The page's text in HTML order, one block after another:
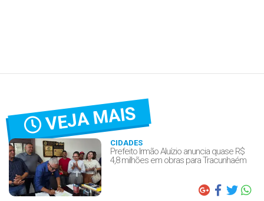
VEJA MAIS
CIDADES
Prefeito Irmão Aluízio anuncia quase R$
4,8 milhões em obras para Tracunhaém